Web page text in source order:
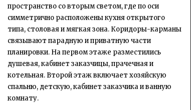
пространство со вторым светом, где по оси
симметрично расположены кухня открытого
типа, столовая и мягкая зона. Коридоры-карманы
связывают парадную и приватную части
планировки. На первом этаже разместились
душевая, кабинет заказчицы, прачечная и
котельная. Второй этаж включает хозяйскую
спальню, детскую, кабинет заказчика и ванную
комнату.